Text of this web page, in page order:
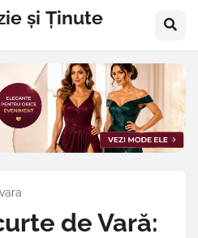
și Ținute
de Vară: